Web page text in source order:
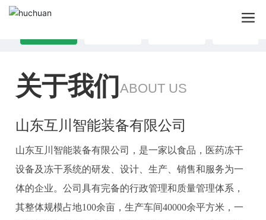
关于我们ABOUT US
山东互川智能装备有限公司
山东互川智能装备有限公司，是一家以食品，医药冻干
设备及冻干系统的研发、设计、生产、销售和服务为一
体的企业。公司具有完备的行政管理和质量管理体系，
其整体规模占地100余亩，生产车间40000余平方米，一